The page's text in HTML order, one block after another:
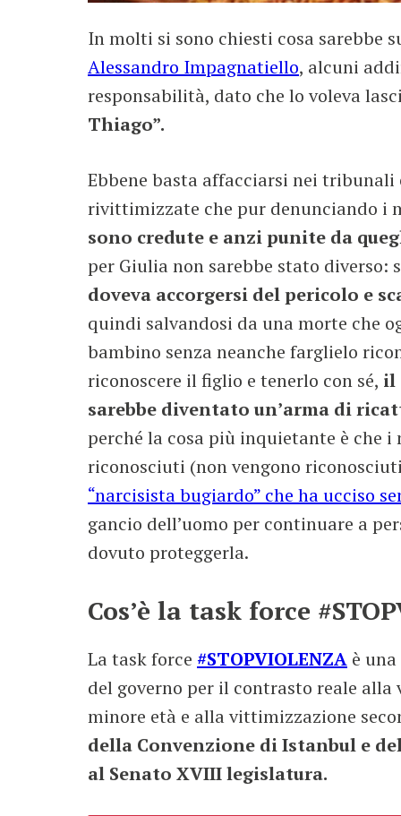
In molti si sono chiesti cosa sarebbe
Alessandro Impagnatiello, alcuni
responsabilità, dato che lo voleva
Thiago”.
Ebbene basta affacciarsi nei
rivittimizzate che pur denunciando i
sono credute e anzi punite da
per Giulia non sarebbe stato
doveva accorgersi del pericolo e
quindi salvandosi da una morte che
bambino senza neanche farglielo
riconoscere il figlio e tenerlo con sé, il
sarebbe diventato un’arma di
perché la cosa più inquietante è
riconosciuti (non vengono
“narcisista bugiardo” che ha ucciso
gancio dell’uomo per continuare a
dovuto proteggerla.
Cos’è la task force
La task force #STOPVIOLENZA è
del governo per il contrasto reale
minore età e alla vittimizzazione
della Convenzione di Istanbul e
al Senato XVIII legislatura.